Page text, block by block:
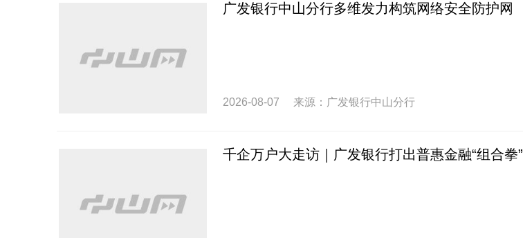
广发银行中山分行多维发力构筑网络安全防护网
2026-08-07 来源：广发银行中山分行
千企万户大走访｜广发银行打出普惠金融“组合拳”